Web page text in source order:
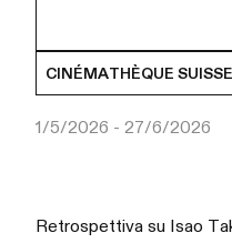
CINÉMATHÈQUE SUISSE
1/5/2026 - 27/6/2026
Retrospettiva su Isao